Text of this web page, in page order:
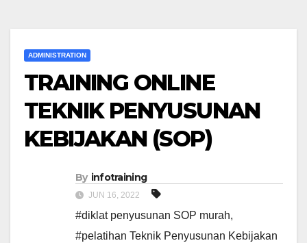
ADMINISTRATION
TRAINING ONLINE
TEKNIK PENYUSUNAN
KEBIJAKAN (SOP)
By infotraining
JUN 16, 2022
#diklat penyusunan SOP murah,
#pelatihan Teknik Penyusunan Kebijakan